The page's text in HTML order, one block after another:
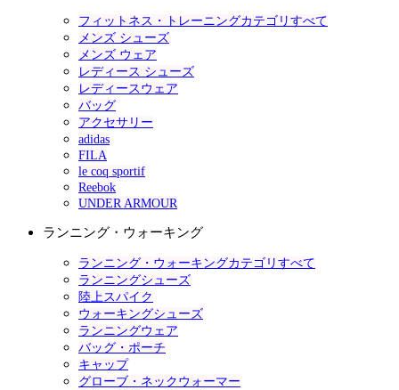
フィットネス・トレーニングカテゴリすべて
メンズ シューズ
メンズ ウェア
レディース シューズ
レディースウェア
バッグ
アクセサリー
adidas
FILA
le coq sportif
Reebok
UNDER ARMOUR
ランニング・ウォーキング
ランニング・ウォーキングカテゴリすべて
ランニングシューズ
陸上スパイク
ウォーキングシューズ
ランニングウェア
バッグ・ポーチ
キャップ
グローブ・ネックウォーマー